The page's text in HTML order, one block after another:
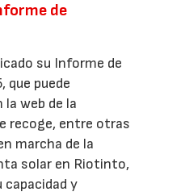
de
su Informe de
que puede
web de la
recoge, entre otras
marcha de la
solar en Riotinto,
capacidad y